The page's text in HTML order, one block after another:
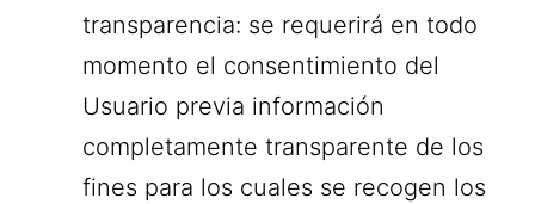
transparencia: se requerirá en todo
momento el consentimiento del
Usuario previa información
completamente transparente de los
fines para los cuales se recogen los